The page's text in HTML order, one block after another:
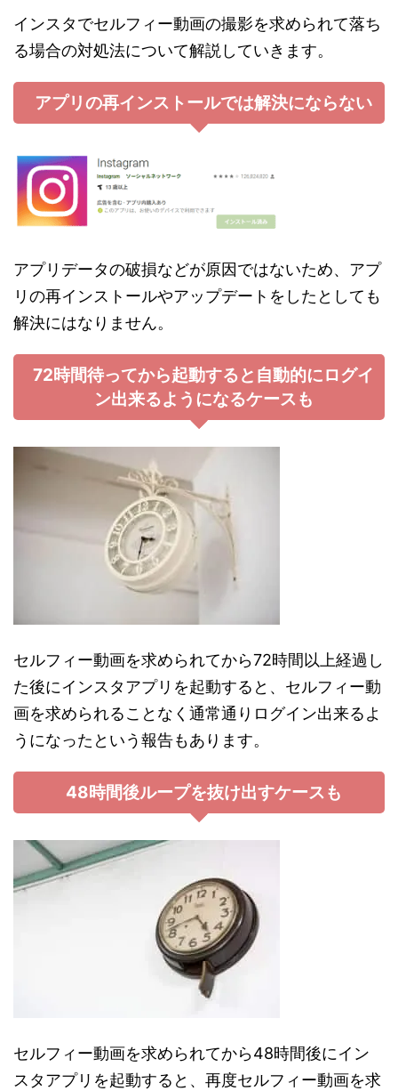
インスタでセルフィー動画の撮影を求められて落ち
る場合の対処法について解説していきます。
アプリの再インストールでは解決にならない
アプリデータの破損などが原因ではないため、アプ
リの再インストールやアップデートをしたとしても
解決にはなりません。
72時間待ってから起動すると自動的にログイ
ン出来るようになるケースも
セルフィー動画を求められてから72時間以上経過し
た後にインスタアプリを起動すると、セルフィー動
画を求められることなく通常通りログイン出来るよ
うになったという報告もあります。
48時間後ループを抜け出すケースも
セルフィー動画を求められてから48時間後にイン
スタアプリを起動すると、再度セルフィー動画を求